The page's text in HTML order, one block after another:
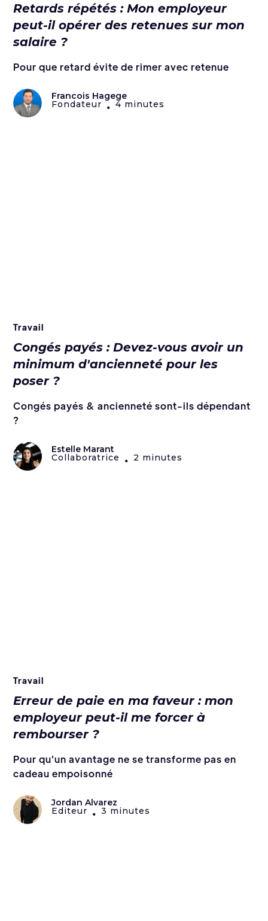
Retards répétés : Mon employeur
peut-il opérer des retenues sur mon
salaire ?
Pour que retard évite de rimer avec retenue
Francois Hagege
Fondateur • 4 minutes
Travail
Congés payés : Devez-vous avoir un
minimum d'ancienneté pour les
poser ?
Congés payés & ancienneté sont-ils dépendant
?
Estelle Marant
Collaboratrice • 2 minutes
Travail
Erreur de paie en ma faveur : mon
employeur peut-il me forcer à
rembourser ?
Pour qu'un avantage ne se transforme pas en
cadeau empoisonné
Jordan Alvarez
Editeur • 3 minutes